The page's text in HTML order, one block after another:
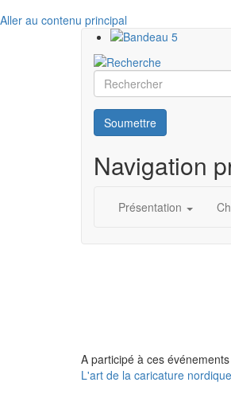
Aller au contenu principal
Rechercher
Soumettre
Navigation
Présentation
A participé à ces événements
L'art de la caricature